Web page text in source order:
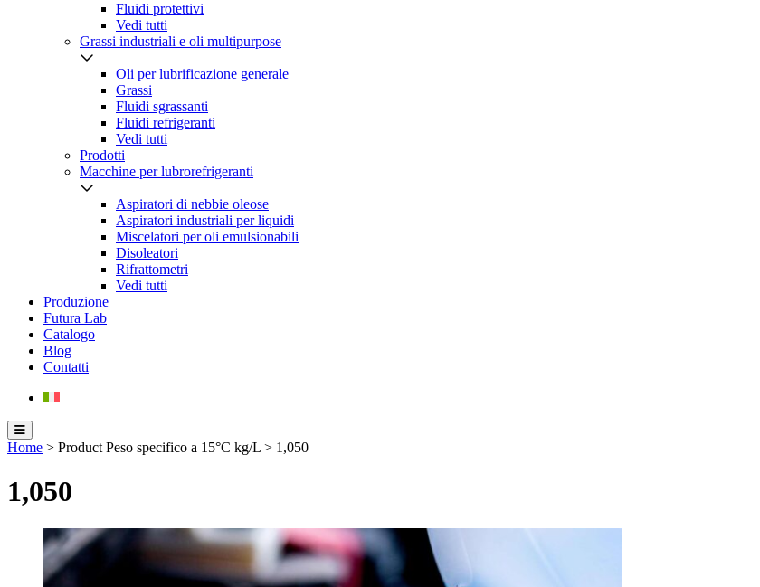
Fluidi protettivi
Vedi tutti
Grassi industriali e oli multipurpose
Oli per lubrificazione generale
Grassi
Fluidi sgrassanti
Fluidi refrigeranti
Vedi tutti
Prodotti
Macchine per lubrorefrigeranti
Aspiratori di nebbie oleose
Aspiratori industriali per liquidi
Miscelatori per oli emulsionabili
Disoleatori
Rifrattometri
Vedi tutti
Produzione
Futura Lab
Catalogo
Blog
Contatti
Home > Product Peso specifico a 15°C kg/L > 1,050
1,050